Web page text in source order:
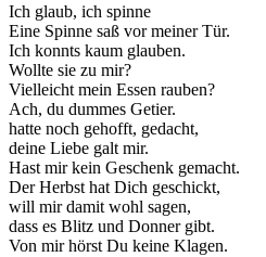
Ich glaub, ich spinne
Eine Spinne saß vor meiner Tür.
Ich konnts kaum glauben.
Wollte sie zu mir?
Vielleicht mein Essen rauben?
Ach, du dummes Getier.
hatte noch gehofft, gedacht,
deine Liebe galt mir.
Hast mir kein Geschenk gemacht.
Der Herbst hat Dich geschickt,
will mir damit wohl sagen,
dass es Blitz und Donner gibt.
Von mir hörst Du keine Klagen.